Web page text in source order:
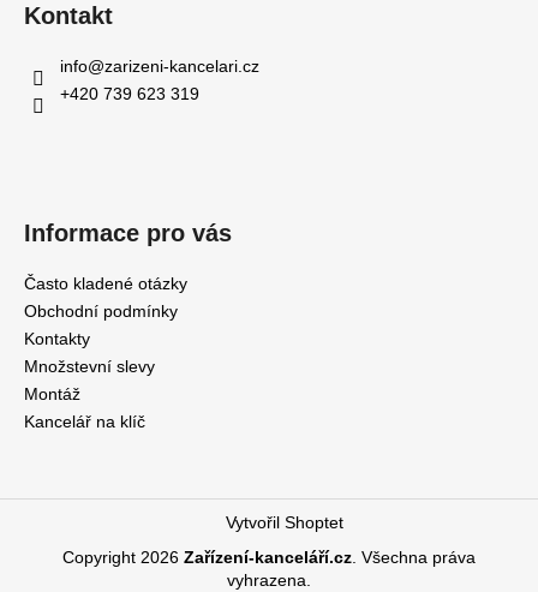
Kontakt
info@zarizeni-kancelari.cz
+420 739 623 319
Informace pro vás
Často kladené otázky
Obchodní podmínky
Kontakty
Množstevní slevy
Montáž
Kancelář na klíč
Vytvořil Shoptet
Copyright 2026 Zařízení-kanceláří.cz . Všechna práva
vyhrazena.